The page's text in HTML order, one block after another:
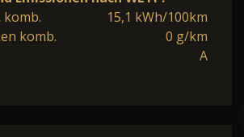
komb.
15,1 kWh/100km
komb.
0 g/km
A